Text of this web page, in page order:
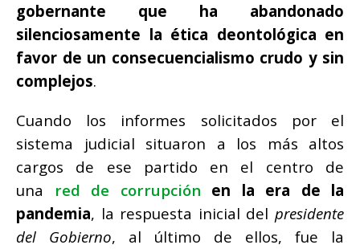
gobernante que ha abandonado
silenciosamente la ética deontológica en
favor de un consecuencialismo crudo y sin
complejos.
Cuando los informes solicitados por el
sistema judicial situaron a los más altos
cargos de ese partido en el centro de
una red de corrupción en la era de la
pandemia, la respuesta inicial del presidente
del Gobierno, al último de ellos, fue la